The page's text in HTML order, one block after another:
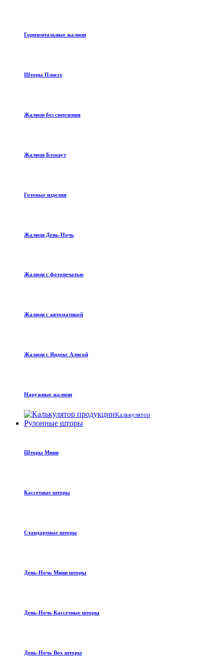
Горизонтальные жалюзи
Шторы Плиссе
Жалюзи без сверления
Жалюзи Блэкаут
Готовые изделия
Жалюзи День-Ночь
Жалюзи с фотопечатью
Жалюзи с автоматикой
Жалюзи с Яндекс Алисой
Наружные жалюзи
Калькулятор
Рулонные шторы
Шторы Мини
Кассетные шторы
Стандартные шторы
День-Ночь Мини шторы
День-Ночь Кассетные шторы
День-Ночь Box шторы